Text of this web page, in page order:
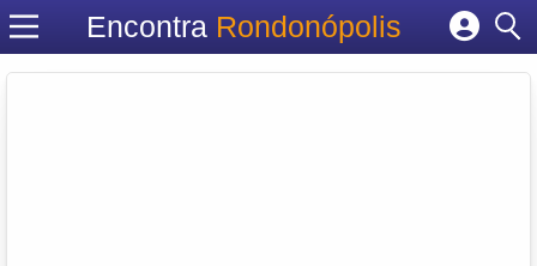
Encontra Rondonópolis
Cadastrar empresa